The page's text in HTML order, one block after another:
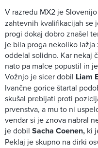
V razredu MX2 je
zahtevnih kvalifikacijah se
progi dokaj dobro znašel
je bila proga nekoliko
oddelal solidno. Kar nekaj
nato pa malce popustil in
Vožnjo je sicer dobil Liam
Ivančne gorice štartal
skušal prebijati proti
prvenstva, a mu to ni
vendar si je znova nabral
je dobil Sacha Coenen, ki
Peklaj je skupno na dirki